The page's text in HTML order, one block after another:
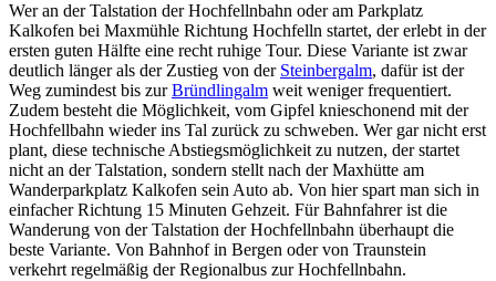
Wer an der Talstation der Hochfellnbahn oder am Parkplatz
Kalkofen bei Maxmühle Richtung Hochfelln startet, der erlebt in der
ersten guten Hälfte eine recht ruhige Tour. Diese Variante ist zwar
deutlich länger als der Zustieg von der Steinbergalm, dafür ist der
Weg zumindest bis zurBründlingalm weit weniger frequentiert.
Zudem besteht die Möglichkeit, vom Gipfel knieschonend mit der
Hochfellbahn wieder ins Tal zurück zu schweben. Wer gar nicht erst
plant, diese technische Abstiegsmöglichkeit zu nutzen, der startet
nicht an der Talstation, sondern stellt nach der Maxhütte am
Wanderparkplatz Kalkofen sein Auto ab. Von hier spart man sich in
einfacher Richtung 15 Minuten Gehzeit. Für Bahnfahrer ist die
Wanderung von der Talstation der Hochfellnbahn überhaupt die
beste Variante. Von Bahnhof in Bergen oder von Traunstein
verkehrt regelmäßig der Regionalbus zur Hochfellnbahn.